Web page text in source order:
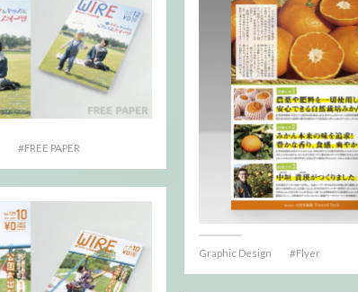
Graphic Design Flyer
FREE PAPER